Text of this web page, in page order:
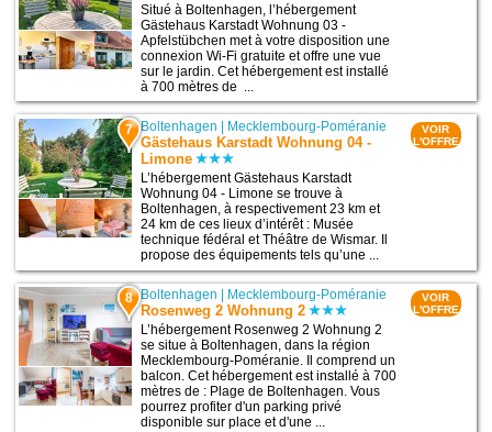
Situé à Boltenhagen, l’hébergement
Gästehaus Karstadt Wohnung 03 -
Apfelstübchen met à votre disposition une
connexion Wi-Fi gratuite et offre une vue
sur le jardin. Cet hébergement est installé
à 700 mètres de ...
7 Boltenhagen Mecklembourg-Poméranie
Gästehaus Karstadt Wohnung 04 -
Limone
L’hébergement Gästehaus Karstadt
Wohnung 04 - Limone se trouve à
Boltenhagen, à respectivement 23 km et
24 km de ces lieux d’intérêt : Musée
technique fédéral et Théâtre de Wismar. Il
propose des équipements tels qu’une ...
VOIR
L'OFFRE
8 Boltenhagen Mecklembourg-Poméranie
Rosenweg 2 Wohnung 2
L’hébergement Rosenweg 2 Wohnung 2
se situe à Boltenhagen, dans la région
Mecklembourg-Poméranie. Il comprend un
balcon. Cet hébergement est installé à 700
mètres de : Plage de Boltenhagen. Vous
pourrez profiter d'un parking privé
disponible sur place et d'une ...
VOIR
L'OFFRE